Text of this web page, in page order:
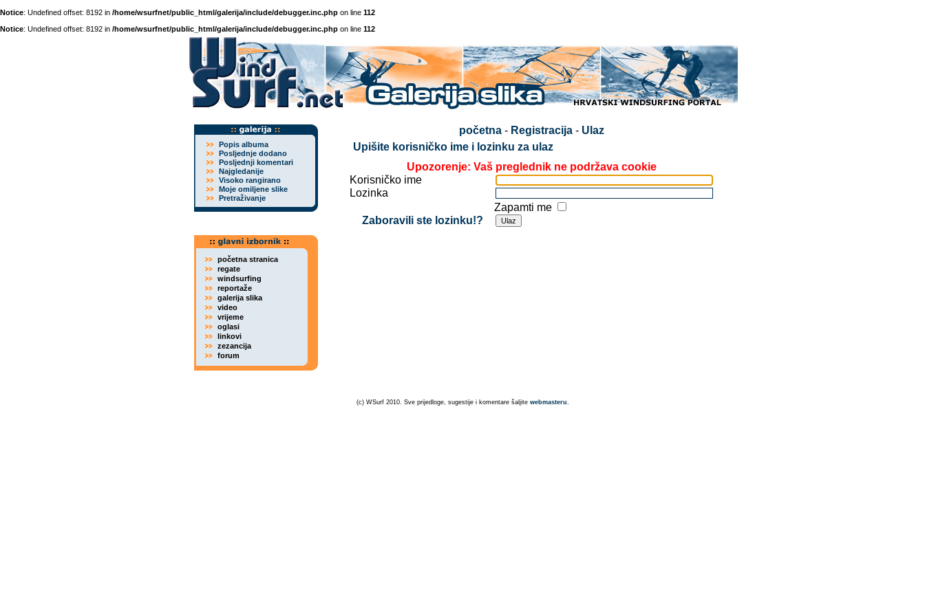
Notice: Undefined offset: 8192 in /home/wsurfnet/public_html/galerija/include/debugger.inc.php on line 112
Notice: Undefined offset: 8192 in /home/wsurfnet/public_html/galerija/include/debugger.inc.php on line 112
Popis albuma
Posljednje dodano
Posljednji komentari
Najgledanije
Visoko rangirano
Moje omiljene slike
Pretraživanje
početna stranica
regate
windsurfing
reportaže
galerija slika
video
vrijeme
oglasi
linkovi
zezancija
forum
početna- Registracija- Ulaz
Upišite korisničko ime i lozinku za ulaz
Upozorenje: Vaš preglednik ne podržava cookie
Korisničko ime
Lozinka
Zapamti me
Zaboravili ste lozinku!?
(c) WSurf 2010. Sve prijedloge, sugestije i komentare šaljite webmasteru